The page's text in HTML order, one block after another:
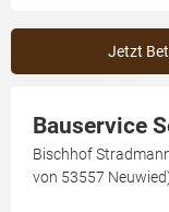
Jetzt
Bauservice
Bischhof
von 53557